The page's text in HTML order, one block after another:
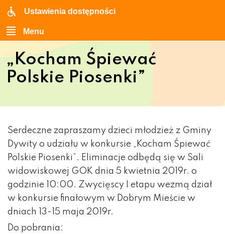
Ustawienia dostępności
Menu
„Kocham Śpiewać
Polskie Piosenki”
Serdeczne zapraszamy dzieci młodzież z Gminy
Dywity o udziału w konkursie „Kocham Śpiewać
Polskie Piosenki”. Eliminacje odbędą się w Sali
widowiskowej GOK dnia 5 kwietnia 2019r. o
godzinie 10:00. Zwycięscy I etapu wezmą dział
w konkursie finałowym w Dobrym Mieście w
dniach 13-15 maja 2019r.
Do pobrania: